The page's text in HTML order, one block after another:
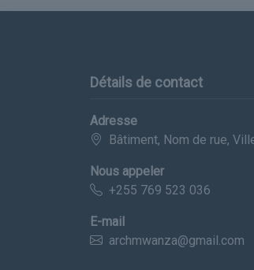
Détails de contact
Adresse
Bâtiment, Nom de rue,
Nous appeler
+255 769 523 036
E-mail
archmwanza@gmail.com